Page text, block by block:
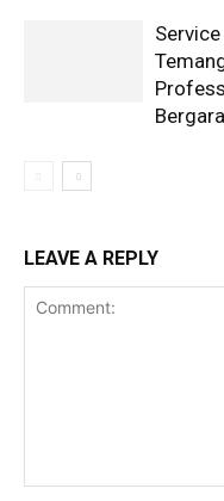
LEAVE A REPLY